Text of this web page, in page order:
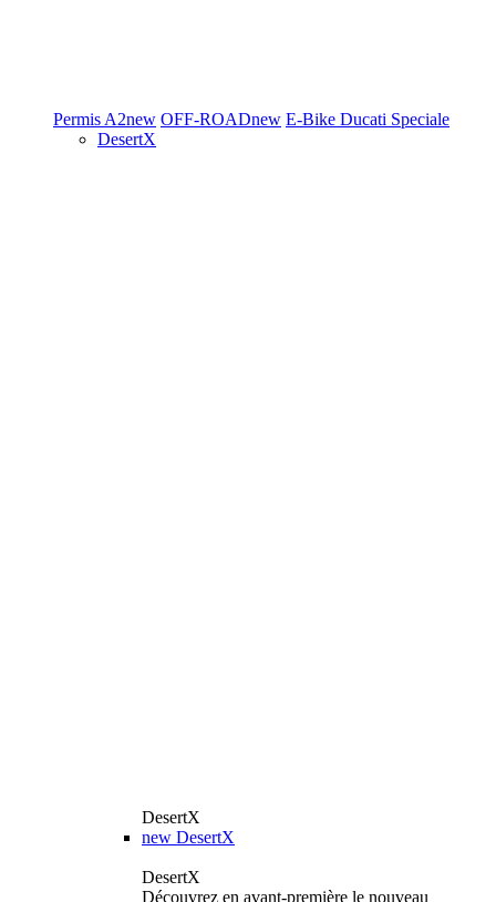
Permis A2new OFF-ROADnew E-Bike Ducati Speciale
DesertX
DesertX
new DesertX
DesertX
Découvrez en avant-première le nouveau